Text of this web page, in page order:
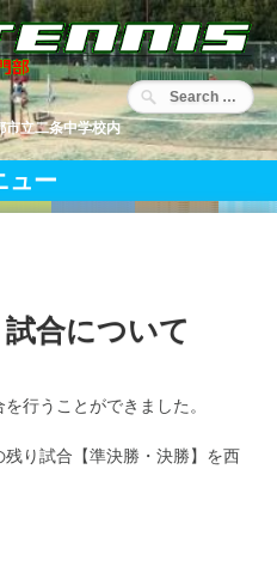
市立二条中学校内
ュー
合について
行うことができました。
り試合【準決勝・決勝】を西